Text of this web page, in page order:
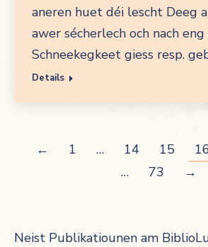
aneren huet déi lescht Deeg
awer sécherlech och nach eng
Schneekegkeet giess resp.
Details
← 1 … 14 15 16
…
73 →
Neist Publikatiounen am